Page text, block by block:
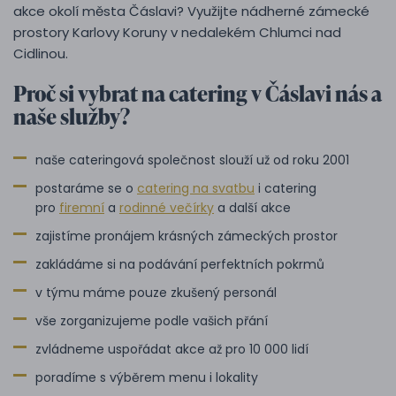
akce okolí města Čáslavi? Využijte nádherné zámecké
prostory Karlovy Koruny v nedalekém Chlumci nad
Cidlinou.
Proč si vybrat na catering v Čáslavi nás a
naše služby?
naše cateringová společnost slouží už od roku 2001
postaráme se o catering na svatbu i catering
pro firemní a rodinné večírky a další akce
zajistíme pronájem krásných zámeckých prostor
zakládáme si na podávání perfektních pokrmů
v týmu máme pouze zkušený personál
vše zorganizujeme podle vašich přání
zvládneme uspořádat akce až pro 10 000 lidí
poradíme s výběrem menu i lokality